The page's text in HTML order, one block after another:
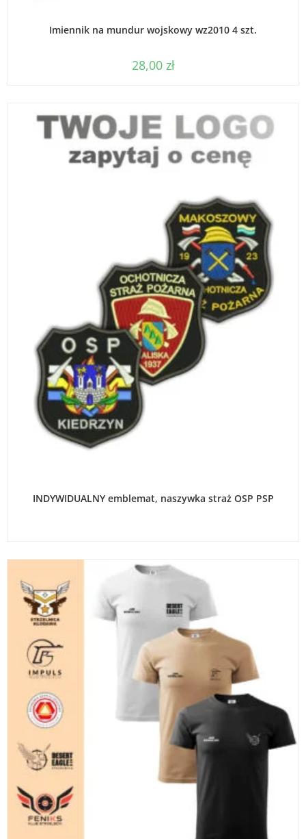
Imiennik na mundur wojskowy wz2010 4 szt.
28,00 zł
INDYWIDUALNY emblemat, naszywka straż OSP PSP